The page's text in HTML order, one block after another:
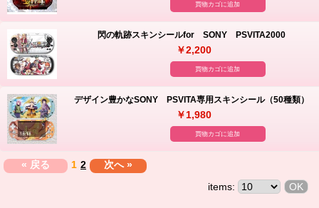
買物カゴに追加
閃の軌跡スキンシールfor SONY PSVITA2000
￥2,200
買物カゴに追加
デザイン豊かなSONY PSVITA専用スキンシール（50種類）
￥1,980
買物カゴに追加
« 戻る 1 2
次へ »
items: